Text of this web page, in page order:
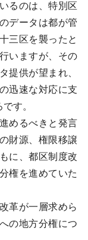
るのは、特別区
データは都が管
三区を襲ったと
いますが、その
提供が望まれ、
迅速な対応に支
す。
めるべきと発言
財源、権限移譲
に、都区制度改
権を進めていた
革が一層求めら
の地方分権につ